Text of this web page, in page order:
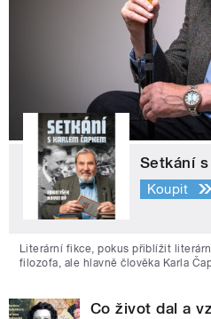
Setkání
Koupit
Literární fikce, pokus přiblížit
filozofa, ale hlavně člověka Karla
Co život dal a